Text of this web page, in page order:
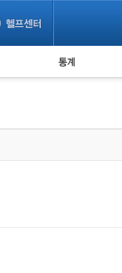
누적 피해사례 통계